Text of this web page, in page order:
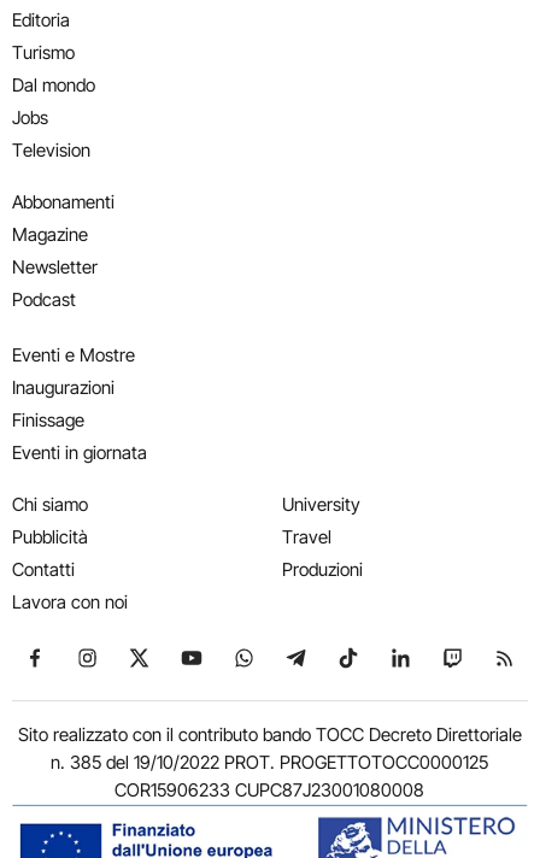
Editoria
Turismo
Dal mondo
Jobs
Television
Abbonamenti
Magazine
Newsletter
Podcast
Eventi e Mostre
Inaugurazioni
Finissage
Eventi in giornata
Chi siamo
Pubblicità
Contatti
Lavora con noi
University
Travel
Produzioni
Seguici su Facebook
Seguici su Instagram
Seguici su X
Seguici su YouTube
Seguici su WhatsApp
Seguici su Telegram
Seguici su TikTok
Seguici su
Seguici
Sito realizzato con il contributo bando TOCC Decreto Direttoriale
n. 385 del 19/10/2022 PROT. PROGETTOTOCC0000125
COR15906233 CUPC87J23001080008